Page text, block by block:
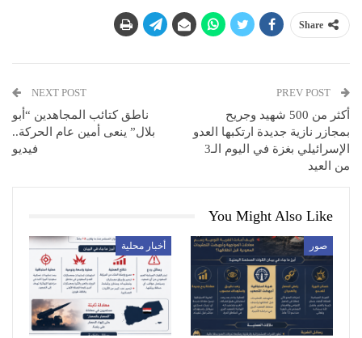
Share
أكثر من 500 شهيد وجريح
بمجازر نازية جديدة ارتكبها العدو
الإسرائيلي بغزة في اليوم الـ3
من العيد
NEXT POST
ناطق كتائب المجاهدين “أبو
بلال” ينعى أمين عام الحركة..
فيديو
You Might Also Like
صور أخبار محلية